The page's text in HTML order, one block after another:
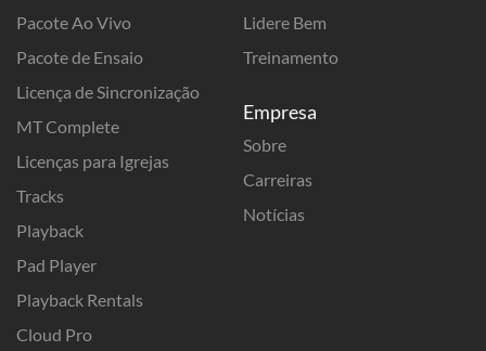
Pacote Ao Vivo
Pacote de Ensaio
Licença de Sincronização
MT Complete
Licenças para Igrejas
Tracks
Playback
Pad Player
Playback Rentals
Cloud Pro
Lidere Bem
Treinamento
Empresa
Sobre
Carreiras
Notícias